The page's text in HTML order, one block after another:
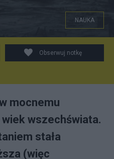
NAUKA
Obserwuj notkę
mocnemu
wszechświata.
stała
(więc